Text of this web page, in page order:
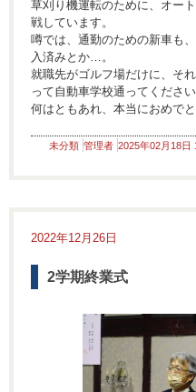
草刈り機運転のために、オー
戦しています。
噂では、通勤のための新車も
入済みとか…。
就職先がゴルフ場だけに、そ
って自動車学校通ってください
何はともあれ、本当におめでと
未分類 管理者 2025年02月18日
2022年12月26日
2学期終業式